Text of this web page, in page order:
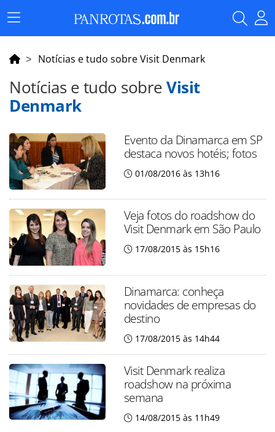
Menu
Principal
Notícias e tudo sobre Visit Denmark
Notícias e tudo sobreVisit
Denmark
Evento da Dinamarca em SP
destaca novos hotéis; fotos
01/08/2016 às 13h16
Veja fotos do roadshow do
Visit Denmark em São Paulo
17/08/2015 às 15h16
Dinamarca: conheça
novidades de empresas do
destino
17/08/2015 às 14h44
Visit Denmark realiza
roadshow na próxima
semana
14/08/2015 às 11h49